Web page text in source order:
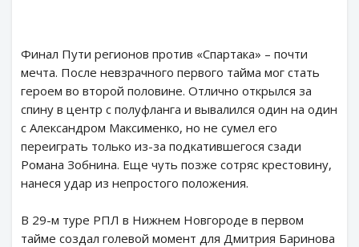
Финал Пути регионов против «Спартака» – почти
мечта. После невзрачного первого тайма мог стать
героем во второй половине. Отлично открылся за
спину в центр с полуфланга и вывалился один на один
с Александром Максименко, но не сумел его
переиграть только из-за подкатившегося сзади
Романа Зобнина. Еще чуть позже сотряс крестовину,
нанеся удар из непростого положения.
В 29-м туре РПЛ в Нижнем Новгороде в первом
тайме создал голевой момент для Дмитрия Баринова